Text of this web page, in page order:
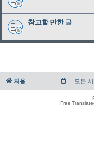
참고할 만한 글
처음 모든
Free